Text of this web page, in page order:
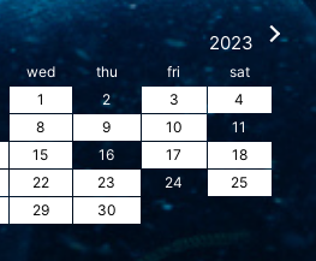
2023
wed thu fri
sat
1
2 3
4
8 9 10
11
15 16 17
18
22 23 24
25
29 30